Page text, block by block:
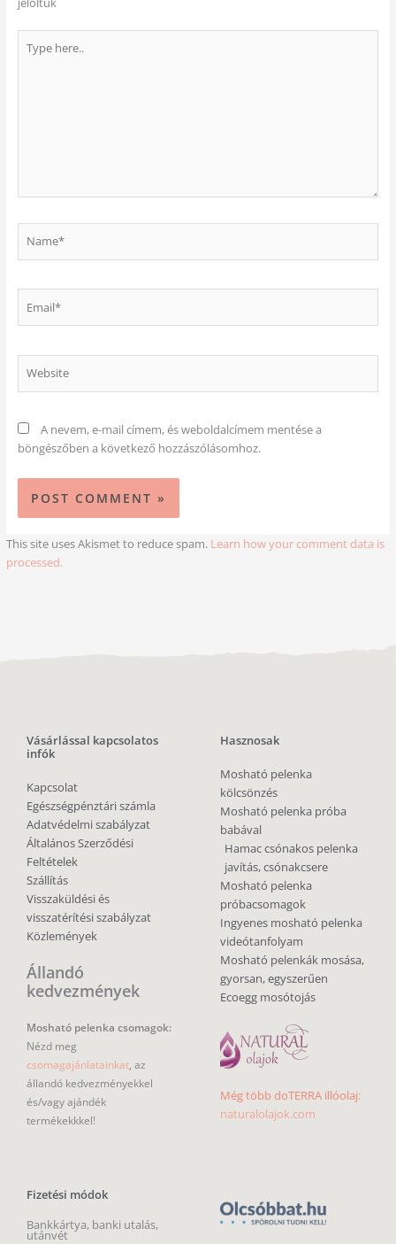
here..
A nevem, e-mail címem, és weboldalcímem mentése a
böngészőben a következő hozzászólásomhoz.
This site uses Akismet to reduce spam. Learn how your comment data is
processed.
Vásárlással kapcsolatos
infók
Kapcsolat
Egészségpénztári számla
Adatvédelmi szabályzat
Általános Szerződési
Feltételek
Szállítás
Visszaküldési és
visszatérítési szabályzat
Közlemények
Állandó
kedvezmények
Mosható pelenka csomagok:
Nézd meg
csomagajánlatainkat, az
állandó kedvezményekkel
és/vagy ajándék
termékekkkel!
Fizetési módok
Bankkártya, banki utalás,
utánvét
Hasznosak
Mosható pelenka
kölcsönzés
Mosható pelenka próba
babával
Hamac csónakos pelenka
javítás, csónakcsere
Mosható pelenka
próbacsomagok
Ingyenes mosható pelenka
videótanfolyam
Mosható pelenkák mosása,
gyorsan, egyszerűen
Ecoegg mosótojás
Még több doTERRA illóolaj:
naturalolajok.com